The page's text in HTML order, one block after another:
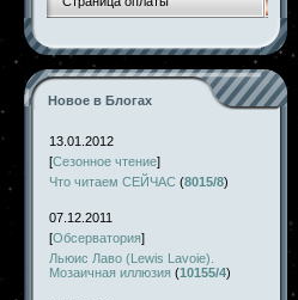
Новое в Блогах
13.01.2012
[Сезонное чтение]
Что читаем СЕЙЧАС (8015/8)
07.12.2011
[Обсерватория]
Льюис Лаво (Lewis Lavoie).
Мозаичная иллюзия (10155/4)